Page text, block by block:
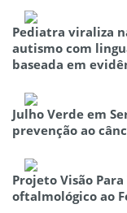
Pediatra viraliza
autismo com
baseada em
Julho Verde em
prevenção ao
Projeto Visão
oftalmológico ao